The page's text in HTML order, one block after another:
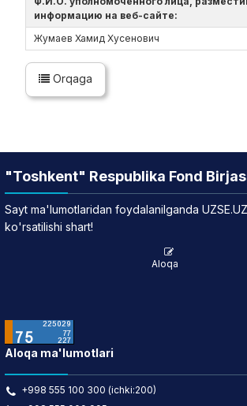
информацию на веб-сайте:
Жумаев Хамид Хусенович
Orqaga
"Toshkent" Respublika Fond
Sayt ma'lumotlaridan foydalanilganda
ko'rsatilishi shart!
Aloqa
Aloqa ma'lumotlari
+998 555 100 300 (ichki:200)